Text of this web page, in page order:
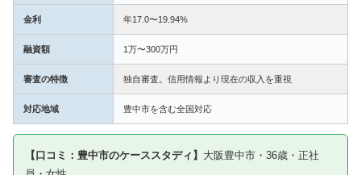
金利 年17.0〜19.94%
融資額 1万〜300万円
審査の特徴 独自審査。信用情報より現在の収入を重視
対応地域 豊中市を含む全国対応
【口コミ：豊中市のケーススタディ】 大阪豊中市・36歳・正社